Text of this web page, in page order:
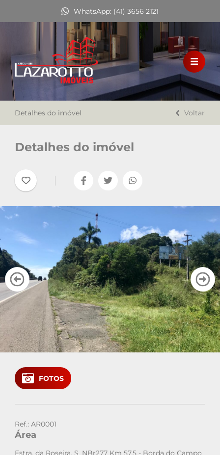
WhatsApp: (41) 3656 2121
HOME
VENDA
FINANCIAMENTO
CONTATO
Favoritos
Cadastre seu imóvel
Área do Cliente
Vendas: (41)
Locação: (41)
Detalhes do imóvel Voltar
Detalhes do imóvel
FOTOS
Ref.: AR0001
Área
Estra. da Roseira, S_NBr277 Km 57,5 - Borda do Campo